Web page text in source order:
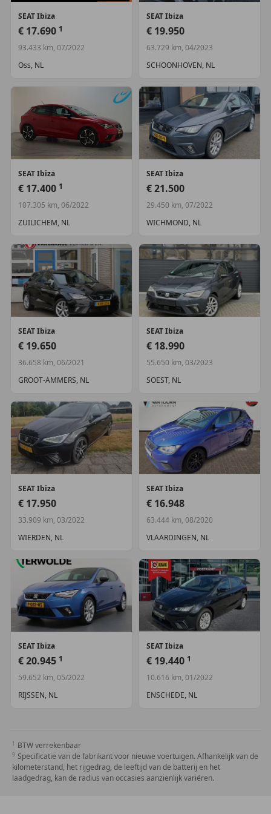
Achteruitrijcamera
Airbag(s) hoofd achter
Airbag(s) hoofd voor
Alarm klasse 1(startblokkering)
Autonomous Emergency Braking
Overige
Extra getint glas achter
Vervolgbotsing preventie
SEAT Ibiza
€ 17.690 1
93.433 km, 07/2022
Oss, NL
SEATIbiza
€ 19.950
63.729 km, 04/2023
SCHOONHOVEN, NL
SEAT Ibiza
€ 17.400 1
107.305 km, 06/2022
ZUILICHEM, NL
SEATIbiza
€ 21.500
29.450 km, 07/2022
WICHMOND, NL
SEAT Ibiza
€ 19.650
36.658 km, 06/2021
GROOT-AMMERS, NL
SEATIbiza
€ 18.990
55.650 km, 03/2023
SOEST, NL
SEAT Ibiza
€ 17.950
33.909 km, 03/2022
WIERDEN, NL
SEATIbiza
€ 16.948
63.444 km, 08/2020
VLAARDINGEN, NL
SEAT Ibiza
€ 20.945 1
59.652 km, 05/2022
RIJSSEN, NL
SEATIbiza
€ 19.440 1
10.616 km, 01/2022
ENSCHEDE, NL
BTW verrekenbaar
Specificatie van de fabrikant voor nieuwe voertuigen. Afhankelijk van de
kilometerstand, het rijgedrag, de leeftijd van de batterij en het
laadgedrag, kan de radius van occasies aanzienlijk variëren.